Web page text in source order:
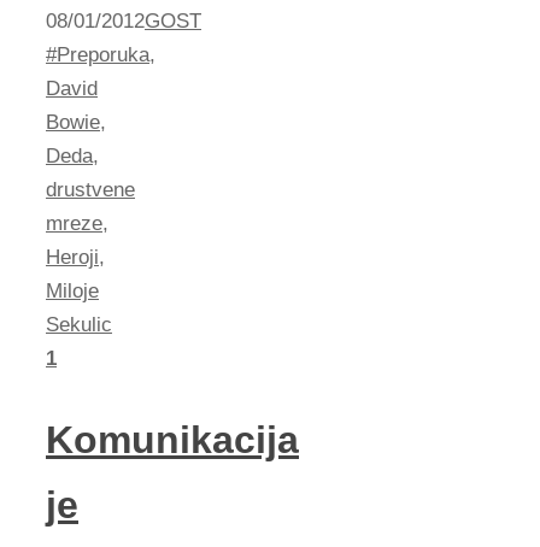
08/01/2012GOST
#Preporuka,
David
Bowie,
Deda,
drustvene
mreze,
Heroji,
Miloje
Sekulic
1
Komunikacija
je